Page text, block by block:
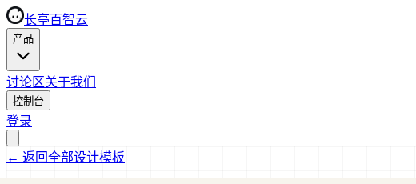
长亭百智云
产品
讨论区关于我们
控制台
登录
← 返回全部设计模板